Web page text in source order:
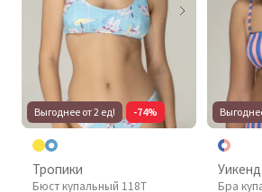
Выгоднее от 2 ед! -74%
Тропики
Бюст купальный 118T
Уикенд
Бра